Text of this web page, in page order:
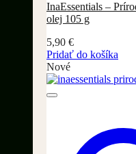
InaEssentials –
olej 105 g
5,90 €
Pridať do košíka
Nové